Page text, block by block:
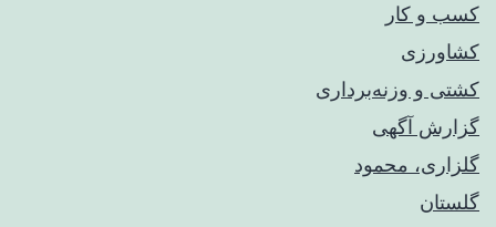
کسب و کار
کشاورزی
کشتی و وزنه‌برداری
گزارش آگهی
گلزاری، محمود
گلستان